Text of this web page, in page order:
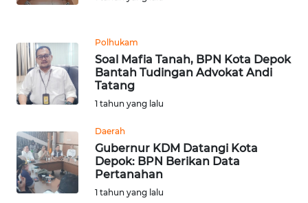
Polhukam
Soal Mafia Tanah, BPN Kota Depok
Bantah Tudingan Advokat Andi
Tatang
1 tahun yang lalu
Daerah
Gubernur KDM Datangi Kota
Depok: BPN Berikan Data
Pertanahan
1 tahun yang lalu
BEKASI
WN
BOGOR
WN
DEPOK
WN
TAPANULI